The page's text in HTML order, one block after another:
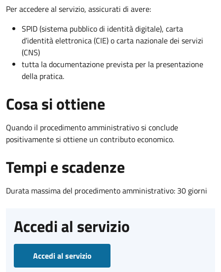
Per accedere al servizio, assicurati di avere:
SPID (sistema pubblico di identità digitale), carta
d’identità elettronica (CIE) o carta nazionale dei servizi
(CNS)
tutta la documentazione prevista per la presentazione
della pratica.
Cosa si ottiene
Quando il procedimento amministrativo si conclude
positivamente si ottiene un contributo economico.
Tempi e scadenze
Durata massima del procedimento amministrativo: 30 giorni
Accedi al servizio
Accedi al servizio